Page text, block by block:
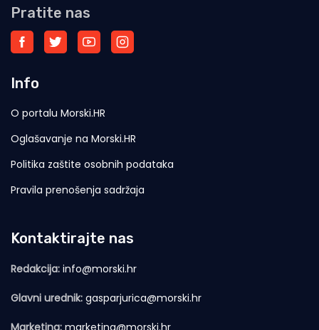
Pratite nas
Info
O portalu Morski.HR
Oglašavanje na Morski.HR
Politika zaštite osobnih podataka
Pravila prenošenja sadržaja
Kontaktirajte nas
Redakcija: info@morski.hr
Glavni urednik: gasparjurica@morski.hr
Marketing: marketing@morski.hr